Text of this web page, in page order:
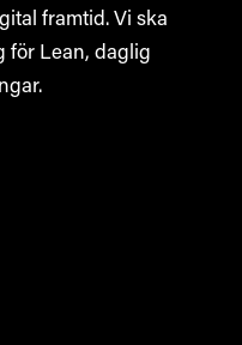
framtid. Vi ska
för Lean, daglig